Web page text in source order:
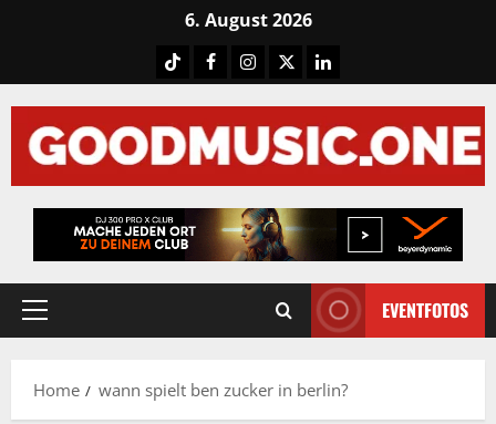
6. August 2026
TiktokFacebook
Instagram
X LinkedIN
Primary
EVENTFOTOS
Home wann spielt ben zucker in berlin?